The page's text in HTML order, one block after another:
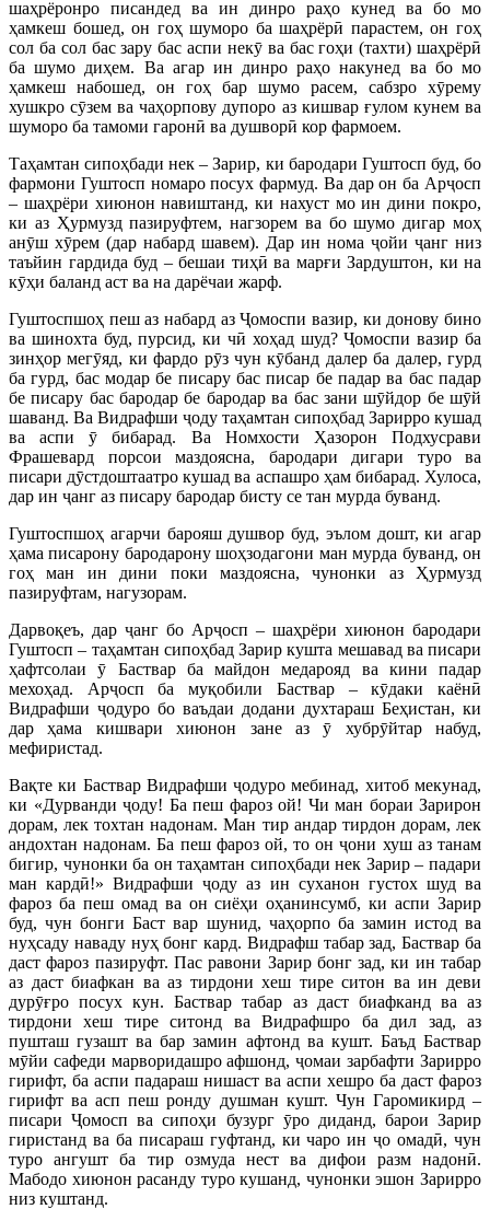
шаҳрёронро писандед ва ин динро раҳо кунед ва бо мо
ҳамкеш бошед, он гоҳ шуморо ба шаҳрёрӣ парастем, он гоҳ
сол ба сол бас зару бас аспи некӯ ва бас гоҳи (тахти) шаҳрёрӣ
ба шумо диҳем. Ва агар ин динро раҳо накунед ва бо мо
ҳамкеш набошед, он гоҳ бар шумо расем, сабзро хӯрему
хушкро сӯзем ва чаҳорпову дупоро аз кишвар ғулом кунем ва
шуморо ба тамоми гаронӣ ва душворӣ кор фармоем.
Таҳамтан сипоҳбади нек – Зарир, ки бародари Гуштосп буд, бо
фармони Гуштосп номаро посух фармуд. Ва дар он ба Арҷосп
– шаҳрёри хиюнон навиштанд, ки нахуст мо ин дини покро,
ки аз Ҳурмузд пазируфтем, нагзорем ва бо шумо дигар моҳ
анӯш хӯрем (дар набард шавем). Дар ин нома ҷойи ҷанг низ
таъйин гардида буд – бешаи тиҳӣ ва марғи Зардуштон, ки на
кӯҳи баланд аст ва на дарёчаи жарф.
Гуштоспшоҳ пеш аз набард аз Ҷомоспи вазир, ки донову бино
ва шинохта буд, пурсид, ки чӣ хоҳад шуд? Ҷомоспи вазир ба
зинҳор мегӯяд, ки фардо рӯз чун кӯбанд далер ба далер, гурд
ба гурд, бас модар бе писару бас писар бе падар ва бас падар
бе писару бас бародар бе бародар ва бас зани шӯйдор бе шӯй
шаванд. Ва Видрафши ҷоду таҳамтан сипоҳбад Зарирро кушад
ва аспи ӯ бибарад. Ва Номхости Ҳазорон Подхусрави
Фрашевард порсои маздоясна, бародари дигари туро ва
писари дӯстдоштаатро кушад ва аспашро ҳам бибарад. Хулоса,
дар ин ҷанг аз писару бародар бисту се тан мурда буванд.
Гуштоспшоҳ агарчи барояш душвор буд, эълом дошт, ки агар
ҳама писарону бародарону шоҳзодагони ман мурда буванд, он
гоҳ ман ин дини поки маздоясна, чунонки аз Ҳурмузд
пазируфтам, нагузорам.
Дарвоқеъ, дар ҷанг бо Арҷосп – шаҳрёри хиюнон бародари
Гуштосп – таҳамтан сипоҳбад Зарир кушта мешавад ва писари
ҳафтсолаи ӯ Баствар ба майдон медарояд ва кини падар
мехоҳад. Арҷосп ба муқобили Баствар – кӯдаки каёнӣ
Видрафши ҷодуро бо ваъдаи додани духтараш Беҳистан, ки
дар ҳама кишвари хиюнон зане аз ӯ хубрӯйтар набуд,
мефиристад.
Вақте ки Баствар Видрафши ҷодуро мебинад, хитоб мекунад,
ки «Дурванди ҷоду! Ба пеш фароз ой! Чи ман бораи Зарирон
дорам, лек тохтан надонам. Ман тир андар тирдон дорам, лек
андохтан надонам. Ба пеш фароз ой, то он ҷони хуш аз танам
бигир, чунонки ба он таҳамтан сипоҳбади нек Зарир – падари
ман кардӣ!» Видрафши ҷоду аз ин суханон густох шуд ва
фароз ба пеш омад ва он сиёҳи оҳанинсумб, ки аспи Зарир
буд, чун бонги Баст вар шунид, чаҳорпо ба замин истод ва
нуҳсаду наваду нуҳ бонг кард. Видрафш табар зад, Баствар ба
даст фароз пазируфт. Пас равони Зарир бонг зад, ки ин табар
аз даст биафкан ва аз тирдони хеш тире ситон ва ин деви
дурӯғро посух кун. Баствар табар аз даст биафканд ва аз
тирдони хеш тире ситонд ва Видрафшро ба дил зад, аз
пушташ гузашт ва бар замин афтонд ва кушт. Баъд Баствар
мӯйи сафеди марворидашро афшонд, ҷомаи зарбафти Зарирро
гирифт, ба аспи падараш нишаст ва аспи хешро ба даст фароз
гирифт ва асп пеш ронду душман кушт. Чун Гаромикирд –
писари Ҷомосп ва сипоҳи бузург ӯро диданд, барои Зарир
гиристанд ва ба писараш гуфтанд, ки чаро ин ҷо омадӣ, чун
туро ангушт ба тир озмуда нест ва дифои разм надонӣ.
Мабодо хиюнон расанду туро кушанд, чунонки эшон Зарирро
низ куштанд.